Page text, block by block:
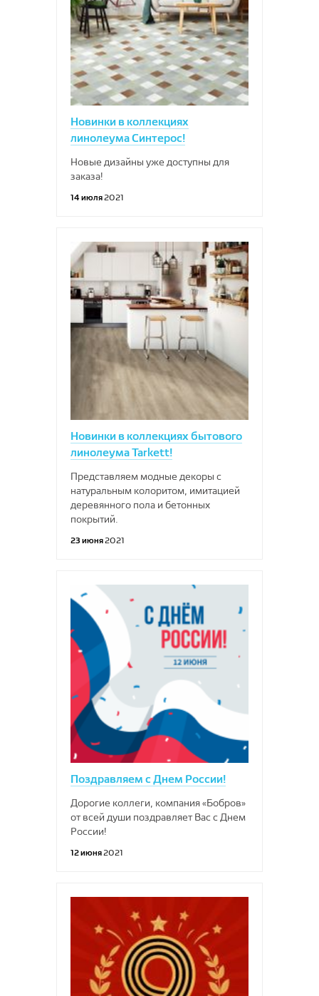
Новинки в коллекциях
линолеума Синтерос!
Новые дизайны уже доступны для
заказа!
14 июля2021
Новинки в коллекциях бытового
линолеума Tarkett!
Представляем модные декоры с
натуральным колоритом, имитацией
деревянного пола и бетонных
покрытий.
23 июня2021
Поздравляем с Днем России!
Дорогие коллеги, компания «Бобров»
от всей души поздравляет Вас с Днем
России!
12 июня2021